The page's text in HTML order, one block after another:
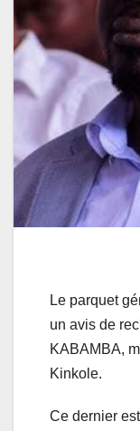
Le parquet
un avis de
KABAMBA,
Kinkole.
Ce dernier